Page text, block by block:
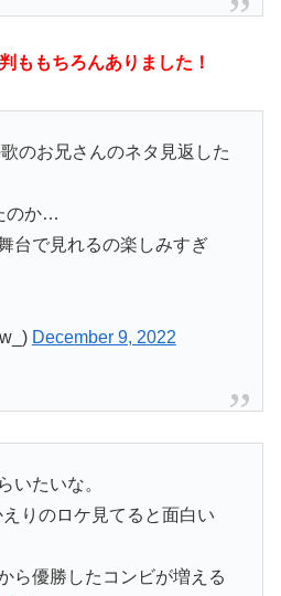
ももちろんありました！
のお兄さんのネタ見返した
のか…
台で見れるの楽しみすぎ
December 9, 2022
いたいな。
りのロケ見てると面白い
ら優勝したコンビが増える